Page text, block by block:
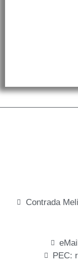
Contrada
PEC: